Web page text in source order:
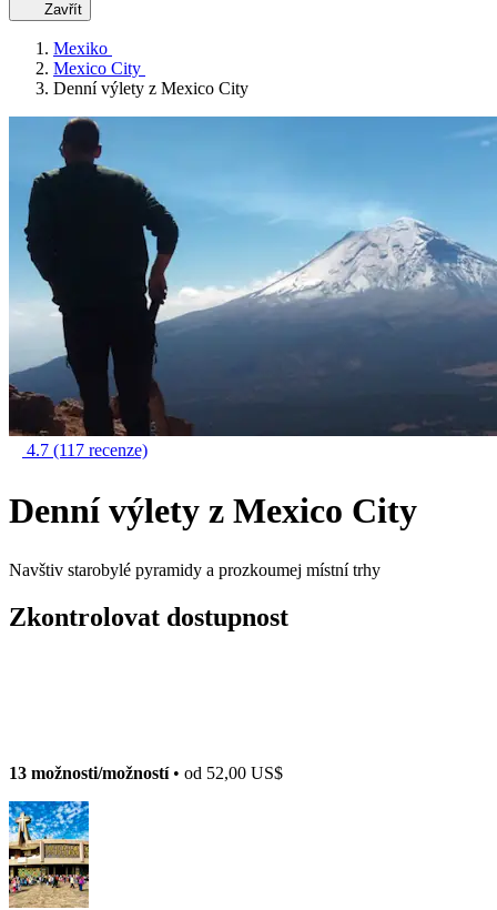
Zavřít
Mexiko
Mexico City
Denní výlety z Mexico City
4.7 (117 recenze)
Denní výlety z Mexico City
Navštiv starobylé pyramidy a prozkoumej místní trhy
Zkontrolovat dostupnost
13 možnosti/možností• od 52,00 US$